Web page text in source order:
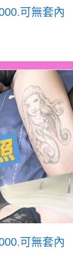
可無套內
可無套內